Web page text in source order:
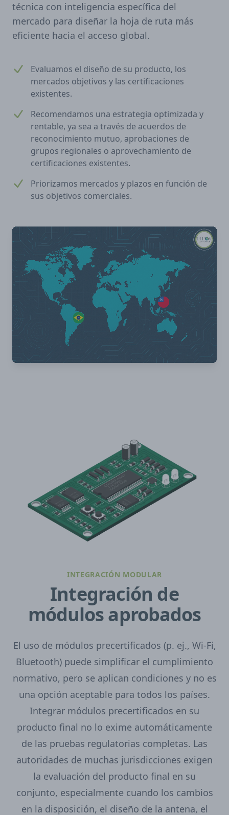
técnica con inteligencia específica del
mercado para diseñar la hoja de ruta más
eficiente hacia el acceso global.
Evaluamos el diseño de su producto, los
mercados objetivos y las certificaciones
existentes.
Recomendamos una estrategia optimizada y
rentable, ya sea a través de acuerdos de
reconocimiento mutuo, aprobaciones de
grupos regionales o aprovechamiento de
certificaciones existentes.
Priorizamos mercados y plazos en función de
sus objetivos comerciales.
INTEGRACIÓN MODULAR
Integración de
módulos aprobados
El uso de módulos precertificados (p. ej., Wi-Fi,
Bluetooth) puede simplificar el cumplimiento
normativo, pero se aplican condiciones y no es
una opción aceptable para todos los países.
Integrar módulos precertificados en su
producto final no lo exime automáticamente
de las pruebas regulatorias completas. Las
autoridades de muchas jurisdicciones exigen
la evaluación del producto final en su
conjunto, especialmente cuando los cambios
en la disposición, el diseño de la antena, el